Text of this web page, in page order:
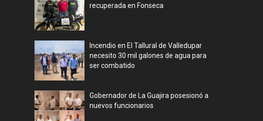
recuperada en Fonseca
Incendio en El Tallural de Valledupar
necesito 30 mil galones de agua para
ser combatido
Gobernador de La Guajira posesionó a
nuevos funcionarios